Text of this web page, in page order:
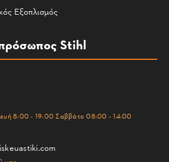
Εξοπλισμός
Stihl
8:00 - 19:00 Σαββάτο 08:00 - 14:00